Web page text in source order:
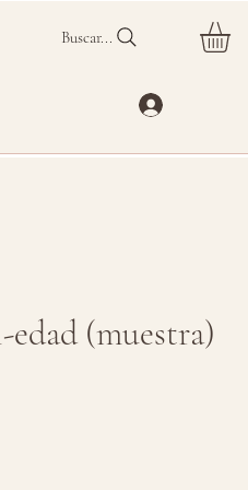
Buscar...
(muestra)